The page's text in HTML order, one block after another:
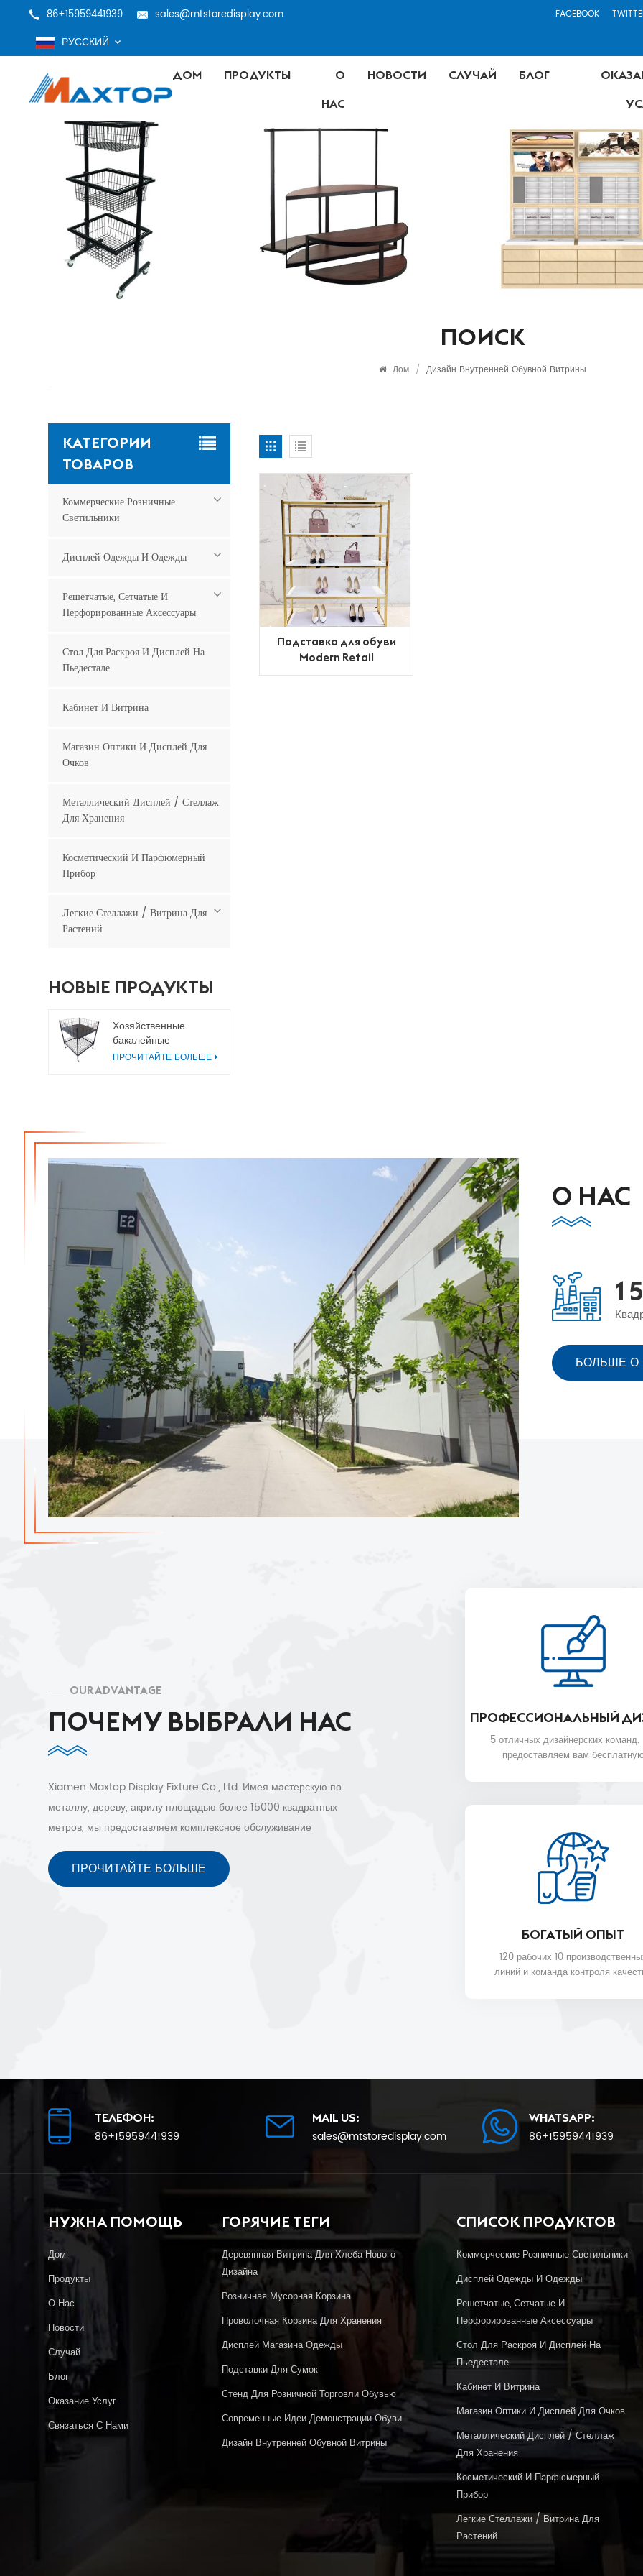
86+15959441939 sales@mtstoredisplay.com FACEBOOK
РУССКИЙ
ДОМ ПРОДУКТЫ
О
НАС
НОВОСТИ СЛУЧАЙ БЛОГ
ПОИСК
Дом / Дизайн Внутренней Обувной Витрины
Подставка для обуви
Modern Retail
КАТЕГОРИИ
ТОВАРОВ
Коммерческие Розничные
Светильники
Дисплей Одежды И Одежды
Решетчатые, Сетчатые И
Перфорированные Аксессуары
Стол Для Раскроя И Дисплей На
Пьедестале
Кабинет И Витрина
Магазин Оптики И Дисплей Для
Очков
Металлический Дисплей / Стеллаж
Для Хранения
Косметический И Парфюмерный
Прибор
Легкие Стеллажи / Витрина Для
Растений
НОВЫЕ ПРОДУКТЫ
Хозяйственные
бакалейные
металлические
ПРОЧИТАЙТЕ БОЛЬШЕ
О НАС
1 5
БОЛЬШЕ О
OUR ADVANTAGE
ПОЧЕМУ ВЫБРАЛИ НАС
Xiamen Maxtop Display Fixture Co., Ltd. Имея мастерскую по
металлу, дереву, акрилу площадью более 15000 квадратных
метров, мы предоставляем комплексное обслуживание
торгового оборудования клиентам более чем в 30 странах.
Бесплатный 3D-дизайн, быстрая доставка и послепродажное
обслуживание.
ПРОЧИТАЙТЕ БОЛЬШЕ
ПРОФЕССИОНАЛЬНЫЙ
5 отличных дизайнерских
предоставляем вам
БОГАТЫЙ ОПЫТ
120 рабочих 10
линий и команда контроля
доставки.
ТЕЛЕФОН:
86+15959441939
MAIL US:
sales@mtstoredisplay.com
WHATSAPP:
86+15959441939
НУЖНА ПОМОЩЬ
Дом
Продукты
О Нас
Новости
Случай
Блог
Оказание Услуг
Связаться С Нами
ГОРЯЧИЕ ТЕГИ
Деревянная Витрина Для Хлеба Нового
Дизайна
Розничная Мусорная Корзина
Проволочная Корзина Для Хранения
Дисплей Магазина Одежды
Подставки Для Сумок
Стенд Для Розничной Торговли Обувью
Современные Идеи Демонстрации Обуви
Дизайн Внутренней Обувной Витрины
СПИСОК ПРОДУКТОВ
Коммерческие Розничные Светильники
Дисплей Одежды И Одежды
Решетчатые, Сетчатые И
Перфорированные Аксессуары
Стол Для Раскроя И Дисплей На
Пьедестале
Кабинет И Витрина
Магазин Оптики И Дисплей Для Очков
Металлический Дисплей / Стеллаж
Для Хранения
Косметический И Парфюмерный
Прибор
Легкие Стеллажи / Витрина Для
Растений